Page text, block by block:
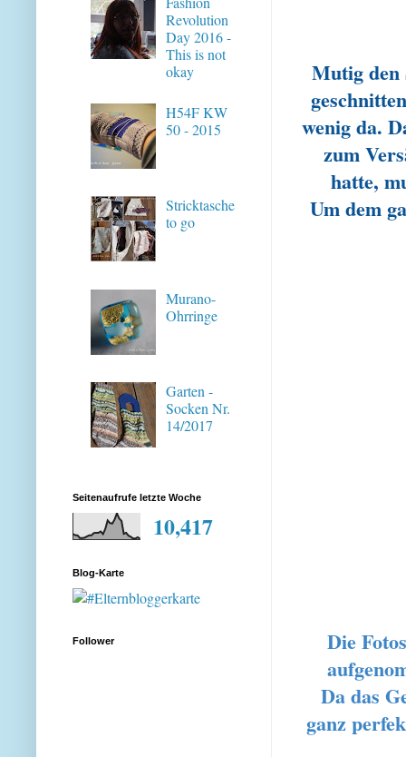
Mutig den
wenig da.
zum
hatte,
Um dem
Die
Da das
ganz
Revolution
Day 2016 -
This is not
okay
H54F KW
50 - 2015
Stricktasche
to go
Murano-
Ohrringe
Garten -
Socken Nr.
14/2017
Seitenaufrufe letzte Woche
10,417
Blog-Karte
Follower